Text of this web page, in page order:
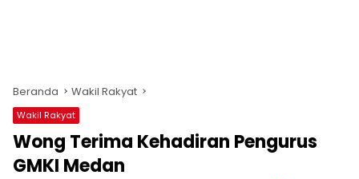
Beranda Wakil Rakyat
Wakil Rakyat
Wong Terima Kehadiran Pengurus
GMKI Medan